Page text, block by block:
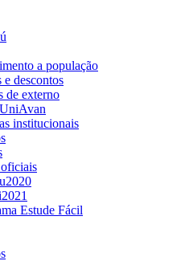
a população
e descontos
de externo
institucionais
Estude Fácil